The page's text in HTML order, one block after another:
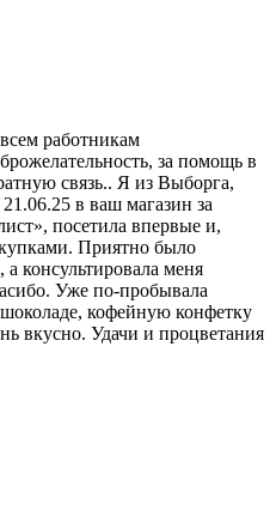
работникам
за помощь в
связь.. Я из Выборга,
в ваш магазин за
посетила впервые и,
Приятно было
консультировала меня
Уже по-пробывала
кофейную конфетку
вкусно. Удачи и процветания